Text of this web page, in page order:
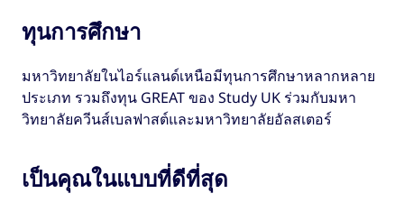
ทุนการศึกษา
มหาวิทยาลัยในไอร์แลนด์เหนือมีทุนการศึกษาหลากหลาย
ประเภท รวมถึงทุน GREAT ของ Study UK ร่วมกับมหา
วิทยาลัยควีนส์เบลฟาสต์และมหาวิทยาลัยอัลสเตอร์
เป็นคุณในแบบที่ดีที่สุด